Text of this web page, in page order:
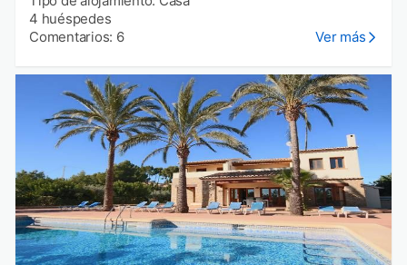
4 huéspedes
Comentarios: 6
Ver más